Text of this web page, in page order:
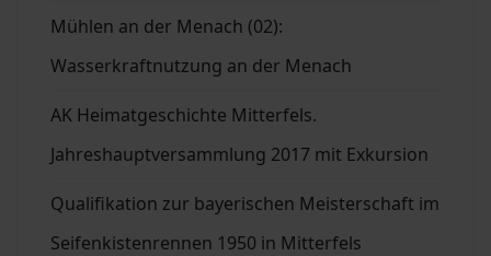
Mühlen an der Menach (02):
Wasserkraftnutzung an der Menach
AK Heimatgeschichte Mitterfels.
Jahreshauptversammlung 2017 mit Exkursion
Qualifikation zur bayerischen Meisterschaft im
Seifenkistenrennen 1950 in Mitterfels